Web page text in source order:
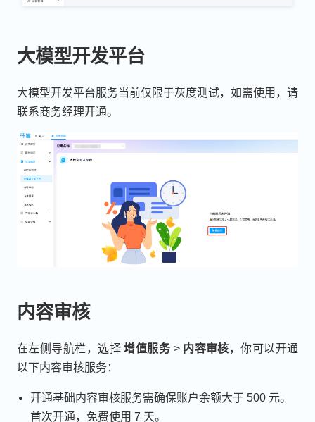
大模型开发平台
大模型开发平台服务当前仅限于灰度测试，如需使用，请
联系商务经理开通。
内容审核
在左侧导航栏，选择增值服务 > 内容审核，你可以开通
以下内容审核服务：
开通基础内容审核服务需确保账户余额大于 500 元。
首次开通，免费使用 7 天。